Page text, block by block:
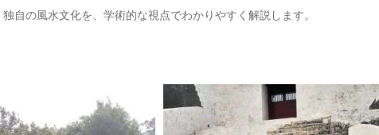
独自の風水文化を、学術的な視点でわかりやすく解説します。